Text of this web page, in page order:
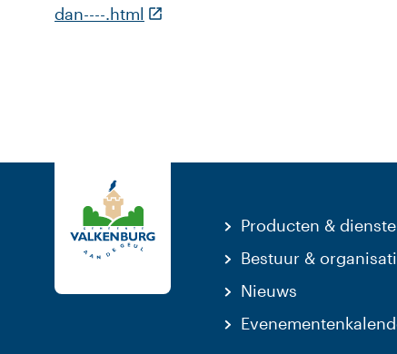
dan----.html (Deze link gaat naar een externe
Producten &
Bestuur &
Nieuws